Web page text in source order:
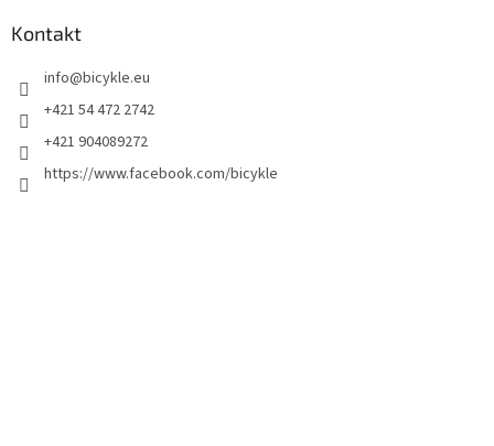
Kontakt
info@bicykle.eu
+421 54 472 2742
+421 904089272
https://www.facebook.com/bicykle